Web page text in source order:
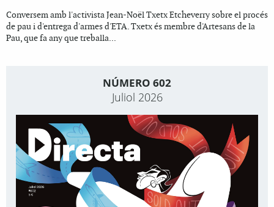
Conversem amb l'activista Jean-Noël Txetx Etcheverry sobre el procés
de pau i d'entrega d'armes d'ETA. Txetx és membre d'Artesans de la
Pau, que fa any que treballa...
NÚMERO 602
Juliol 2026